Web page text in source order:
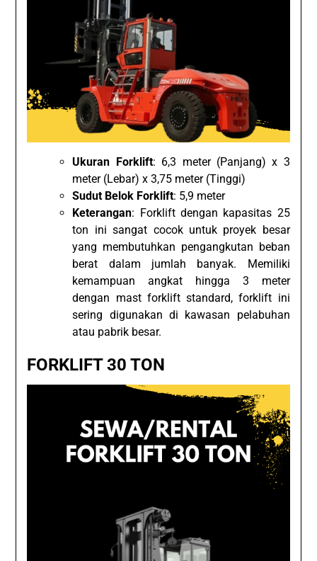
Ukuran Forklift: 6,3 meter (Panjang) x 3
meter (Lebar) x 3,75 meter (Tinggi)
Sudut Belok Forklift: 5,9 meter
Keterangan: Forklift dengan kapasitas 25
ton ini sangat cocok untuk proyek besar
yang membutuhkan pengangkutan beban
berat dalam jumlah banyak. Memiliki
kemampuan angkat hingga 3 meter
dengan mast forklift standard, forklift ini
sering digunakan di kawasan pelabuhan
atau pabrik besar.
FORKLIFT 30 TON